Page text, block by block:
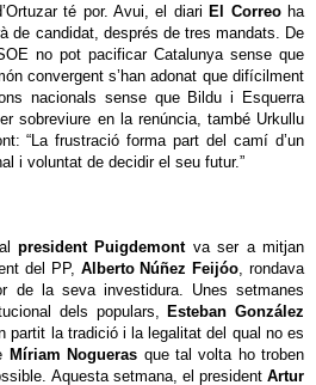
té por. Avui, el diari El Correoha
de candidat, després de tres mandats. De
no pot pacificar Catalunya sense que
convergent s’han adonat que difícilment
nacionals sense que Bildu i Esquerra
sobreviure en la renúncia, també Urkullu
“La frustració forma part del camí d’un
i voluntat de decidir el seu futur.”
alpresident Puigdemontva ser a mitjan
del PP, Alberto Núñez Feijóo , rondava
de la seva investidura. Unes setmanes
dels populars,Esteban González
partit la tradició i la legalitat del qual no es
Míriam Nogueras que tal volta ho troben
Aquesta setmana, el president Artur